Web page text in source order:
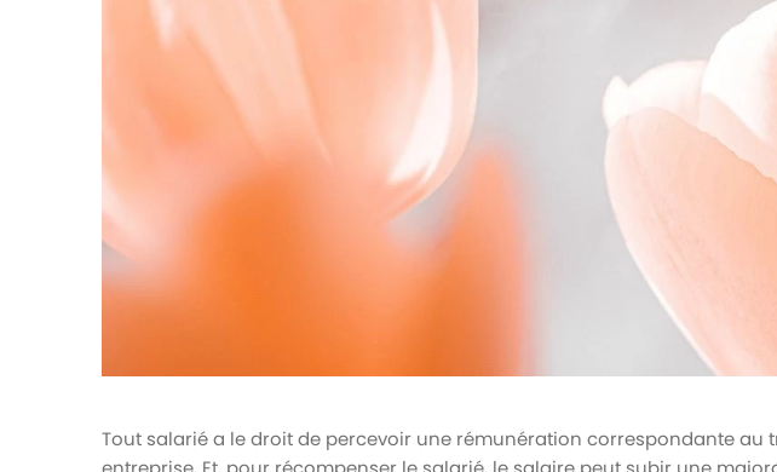
Tout salarié a le droit de percevoir une rémunération correspondante au
Tâches et check-lists
Suivi mutuelle
Suivez les demandes de remboursement de